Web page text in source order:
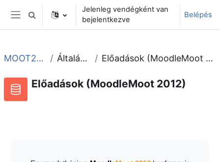
Tovább a fő tartalomhoz
Oldalpanel
Keresési bemeneti adatok váltása
Jelenleg vendégként van
bejelentkezve
Belépés
MOOT2012 Általános Előadások (MoodleMoot 2012)
Előadások (MoodleMoot 2012)